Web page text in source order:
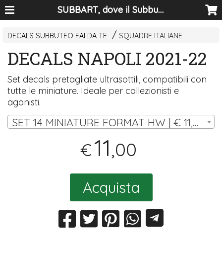
SUBBART, dove il Subbuteo diventa arte
DECALS SUBBUTEO FAI DA TE SQUADRE ITALIANE
DECALS NAPOLI 2021-22
Set decals pretagliate ultrasottili, compatibili con
tutte le miniature. Ideale per collezionisti e
agonisti.
SET 14 MINIATURE FORMAT HW | € 11,00
€11,00
Acquista